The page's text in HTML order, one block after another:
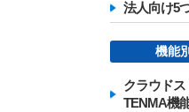
法人向け5
機能
クラウド
TENMA機